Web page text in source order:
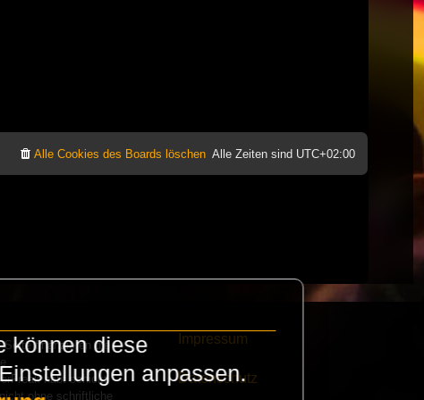
Alle Zeiten sind UTC+02:00
Alle Cookies des Boards löschen
finanzieren die
habt schickt
ohne schriftliche
Impressum
Datenschutz
können diese
anpassen.